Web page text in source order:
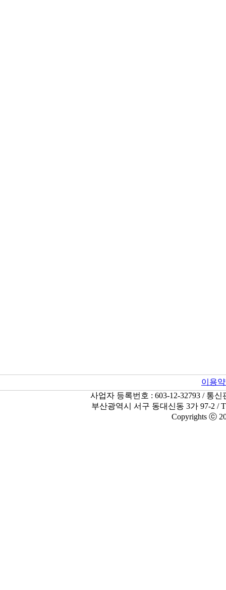
이용
사업자 등록번호 : 603-12-32793 / 통
부산광역시 서구 동대신동 3가 97-2 /
Copyrights ⓒ